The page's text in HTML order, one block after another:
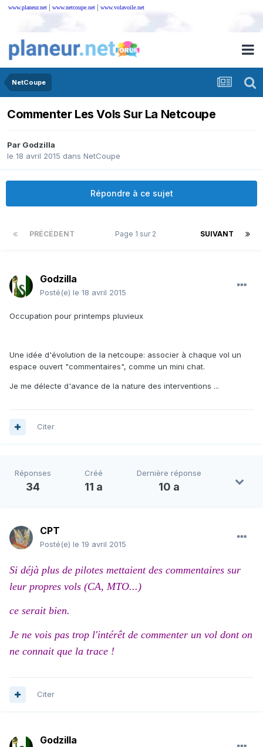
www.planeur.net | www.netcoupe.net | www.volavoile.net
NetCoupe
Commenter Les Vols Sur La Netcoupe
Par Godzilla
le 18 avril 2015 dans NetCoupe
Répondre à ce sujet
PRÉCÉDENT SUIVANT
Page 1 sur 2
Godzilla
Posté(e) le 18 avril 2015
Occupation pour printemps pluvieux
Une idée d'évolution de la netcoupe: associer à chaque vol un
espace ouvert "commentaires", comme un mini chat.
Je me délecte d'avance de la nature des interventions ...
Citer
Réponses
34
Créé
11 a
Dernière réponse
10 a
CPT
Posté(e) le 19 avril 2015
Si déjà plus de pilotes mettaient des commentaires sur
leur propres vols (CA, MTO...)
ce serait bien.
Je ne vois pas trop l'intérêt de commenter un vol dont on
ne connait que la trace !
Citer
Godzilla